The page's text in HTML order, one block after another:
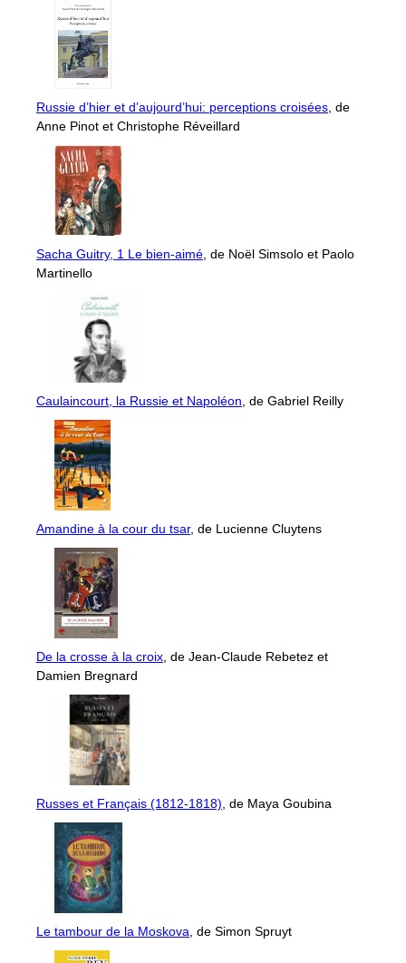
Russie d’hier et d’aujourd’hui: perceptions croisées , de
Anne Pinot et Christophe Réveillard
Sacha Guitry, 1 Le bien-aimé , de Noël Simsolo et Paolo
Martinello
Caulaincourt, la Russie et Napoléon , de Gabriel Reilly
Amandine à la cour du tsar, de Lucienne Cluytens
De la crosse à la croix , de Jean-Claude Rebetez et
Damien Bregnard
Russes et Français (1812-1818) , de Maya Goubina
Le tambour de la Moskova , de Simon Spruyt